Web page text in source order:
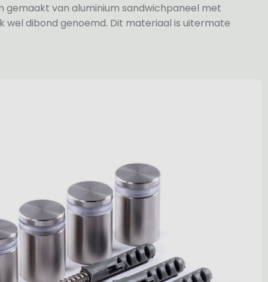
gemaakt van aluminium sandwichpaneel met
wel dibond genoemd. Dit materiaal is uitermate